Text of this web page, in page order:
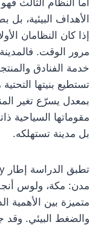
أما النظام الثالث
الأهداف البيئية، بل
إذا كان النظامان
مرور الوقت.
خدمة الفنادق
تستطيع بنيتها
بمعدل يسرّع تغير
مقوماتها السياحية
بل مدينة تستهلكه.
مدن: مكة، ولوس
متميزة بين الأهمية
والضغط البيئي. وقد